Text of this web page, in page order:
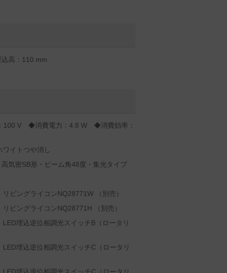
高：110 mm
V ◆消費電力：4.8 W ◆消費効率：
イトつや消し
気密SB形・ビーム角48度・集光タイプ
リビングライコンNQ28771W （別売）
リビングライコンNQ28771H （別売）
LED埋込逆位相調光スイッチB（ロータリ
LED埋込逆位相調光スイッチC（ロータリ